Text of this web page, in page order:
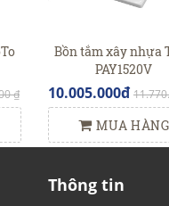
₫
Bồn tắm xây nhựa
PAY1520V
10.005.000đ
MUA HÀNG
Thông tin